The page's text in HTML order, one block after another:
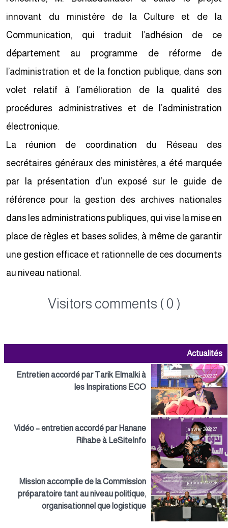
innovant du ministère de la Culture et de la
Communication, qui traduit l’adhésion de ce
département au programme de réforme de
l’administration et de la fonction publique, dans son
volet relatif à l’amélioration de la qualité des
procédures administratives et de l’administration
électronique.
La réunion de coordination du Réseau des
secrétaires généraux des ministères, a été marquée
par la présentation d’un exposé sur le guide de
référence pour la gestion des archives nationales
dans les administrations publiques, qui vise la mise en
place de règles et bases solides, à même de garantir
une gestion efficace et rationnelle de ces documents
au niveau national.
Visitors comments ( 0 )
Actualités
27 janvier 2022
Entretien accordé par Tarik Elmalki à
les Inspirations ECO
27 janvier 2022
Vidéo – entretien accordé par Hanane
Rihabe à LeSiteInfo
26 janvier 2022
Mission accomplie de la Commission
préparatoire tant au niveau politique,
organisationnel que logistique